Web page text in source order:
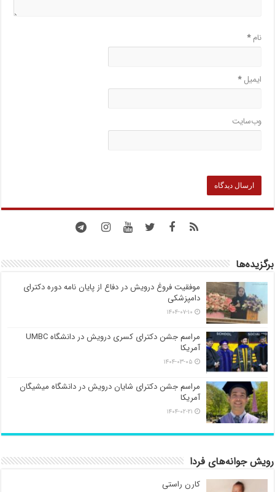
نام*
ایمیل*
وب‌سایت
برگزیده‌ها
موفقیت فروغ درویش در دفاع از پایان نامه دوره دکترای
دامپزشکی
۱۴۰۴-۰۷-۱۰
مراسم جشن دکترای کسری درویش در دانشگاه UMBC
آمریکا
۱۴۰۴-۰۳-۰۵
مراسم جشن دکترای شایان درویش در دانشگاه میشیگان
آمریکا
۱۴۰۴-۰۲-۲۱
رویش جوانه‌های فردا
کارن راستی